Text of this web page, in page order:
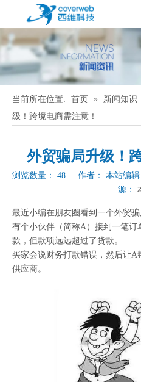
当前所在位置: 首页 » 新闻知识
级！跨境电商需注意！
外贸骗局升级！
浏览数量： 48 作者： 本站编
源：
最近小编在朋友圈看到一个外贸
有个小伙伴（简称A）接到一笔订
款，但款项远远超过了货款。
买家会说财务打款错误，然后让
供应商。